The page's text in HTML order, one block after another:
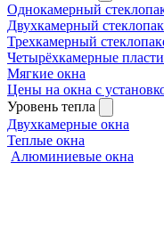
Однокамерный
Двухкамерный
Трехкамерный
Четырёхкамерные
Мягкие окна
Цены на окна с
Уровень тепла
Двухкамерные окна
Теплые окна
Алюминиевые окна